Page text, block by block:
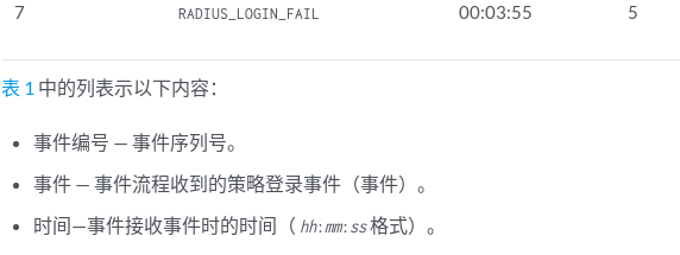
7 RADIUS_LOGIN_FAIL 00:03:55 5
表 1 中的列表示以下内容：
事件编号 — 事件序列号。
事件 — 事件流程收到的策略登录事件（事件）。
时间—事件接收事件时的时间（ hh:mm:ss格式）。